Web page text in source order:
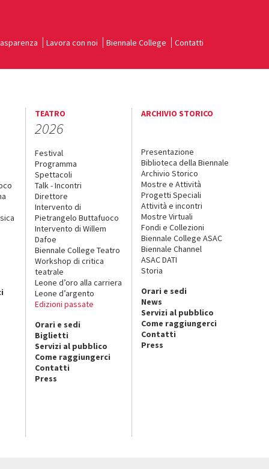
Lavora con noi Biennale College Contatti
TEATRO
2026
Festival
Programma
Spettacoli
Talk - Incontri
Direttore
Intervento di
Pietrangelo Buttafuoco
Intervento di Willem
Dafoe
Biennale College Teatro
Workshop di critica
teatrale
Leone d’oro alla carriera
Leone d’argento
Edizioni passate
Orari e sedi
Biglietti
Servizi al pubblico
Come raggiungerci
Contatti
Press
ARCHIVIO STORICO
Presentazione
Biblioteca della Biennale
Archivio Storico
Mostre e Attività
Progetti Speciali
Attività e incontri
Mostre Virtuali
Fondi e Collezioni
Biennale College ASAC
Biennale Channel
ASAC DATI
Storia
Orari e sedi
News
Servizi al pubblico
Come raggiungerci
Contatti
Press